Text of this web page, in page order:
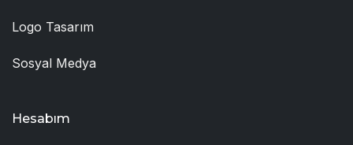
Logo Tasarım
Sosyal Medya
Hesabım